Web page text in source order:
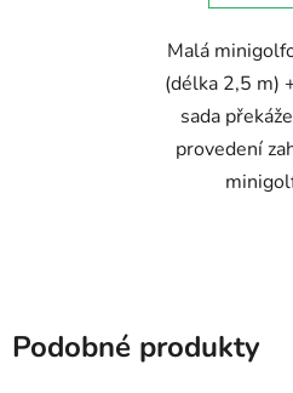
Malá
(délka 2,5 m)
sada
provedení
Podobné produkty